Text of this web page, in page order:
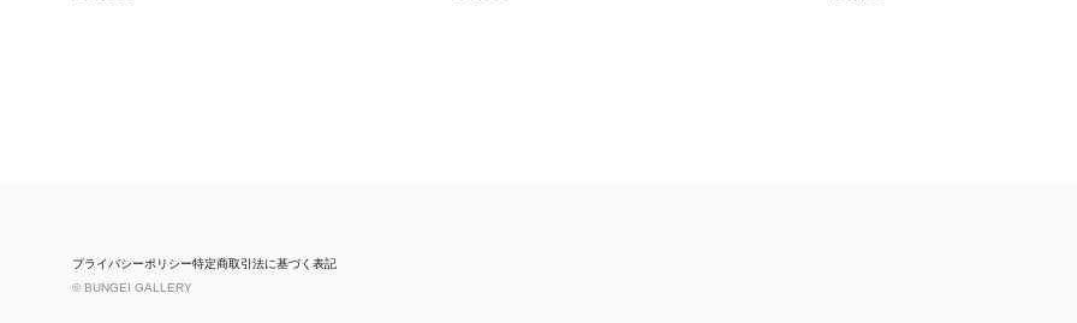
プライバシーポリシー特定商取引法に基づく表記
© BUNGEI GALLERY